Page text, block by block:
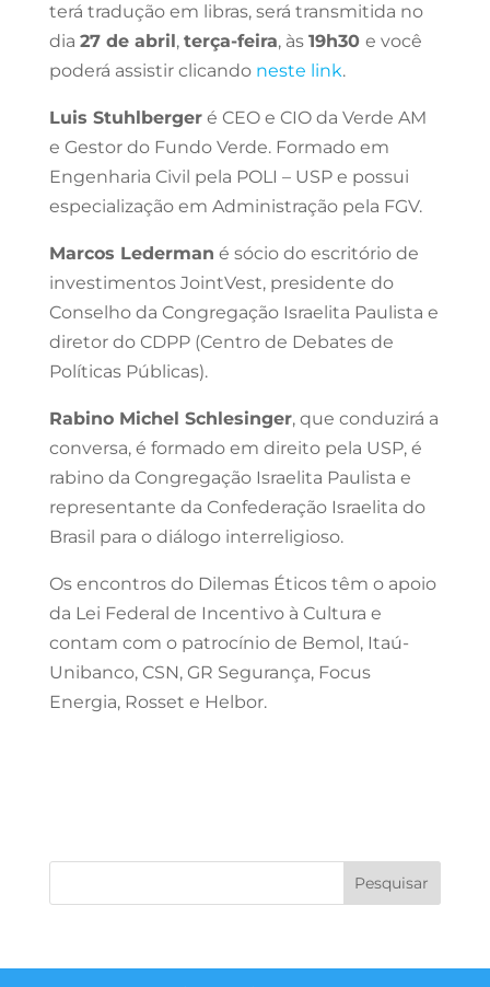
terá tradução em libras, será transmitida no
dia 27 de abril , terça-feira, às 19h30 e você
poderá assistir clicando neste link.
Luis Stuhlbergeré CEO e CIO da Verde AM
e Gestor do Fundo Verde. Formado em
Engenharia Civil pela POLI – USP e possui
especialização em Administração pela FGV.
Marcos Lederman é sócio do escritório de
investimentos JointVest, presidente do
Conselho da Congregação Israelita Paulista e
diretor do CDPP (Centro de Debates de
Políticas Públicas).
Rabino Michel Schlesinger, que conduzirá a
conversa, é formado em direito pela USP, é
rabino da Congregação Israelita Paulista e
representante da Confederação Israelita do
Brasil para o diálogo interreligioso.
Os encontros do Dilemas Éticos têm o apoio
da Lei Federal de Incentivo à Cultura e
contam com o patrocínio de Bemol, Itaú-
Unibanco, CSN, GR Segurança, Focus
Energia, Rosset e Helbor.